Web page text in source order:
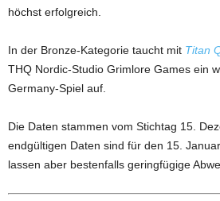
höchst erfolgreich.
In der Bronze-Kategorie taucht mit Titan
THQ Nordic-Studio Grimlore Games ein
Germany-Spiel auf.
Die Daten stammen vom Stichtag 15.
endgültigen Daten sind für den 15.
lassen aber bestenfalls geringfügige